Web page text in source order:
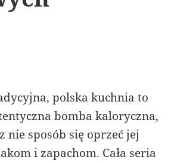
polska kuchnia to
bomba kaloryczna,
nie sposób się oprzeć jej
i zapachom. Cała seria